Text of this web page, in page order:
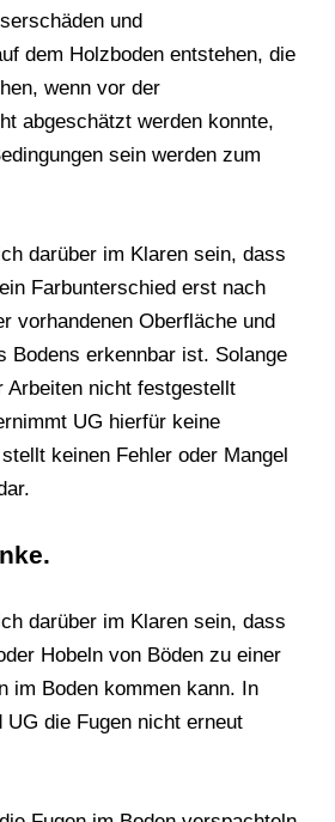
und
dem Holzboden entstehen, die
wenn vor der
abgeschätzt werden konnte,
sein werden zum
darüber im Klaren sein, dass
Farbunterschied erst nach
vorhandenen Oberfläche und
Bodens erkennbar ist. Solange
Arbeiten nicht festgestellt
UG hierfür keine
keinen Fehler oder Mangel
darüber im Klaren sein, dass
Hobeln von Böden zu einer
im Boden kommen kann. In
die Fugen nicht erneut